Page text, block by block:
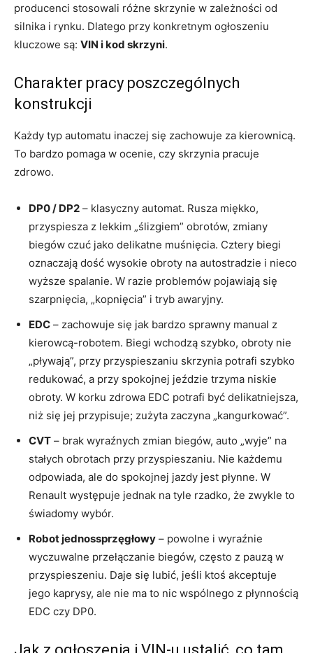
producenci stosowali różne skrzynie w zależności od
silnika i rynku. Dlatego przy konkretnym ogłoszeniu
kluczowe są: VIN i kod skrzyni.
Charakter pracy poszczególnych
konstrukcji
Każdy typ automatu inaczej się zachowuje za kierownicą.
To bardzo pomaga w ocenie, czy skrzynia pracuje
zdrowo.
DP0 / DP2 – klasyczny automat. Rusza miękko,
przyspiesza z lekkim „ślizgiem” obrotów, zmiany
biegów czuć jako delikatne muśnięcia. Cztery biegi
oznaczają dość wysokie obroty na autostradzie i nieco
wyższe spalanie. W razie problemów pojawiają się
szarpnięcia, „kopnięcia” i tryb awaryjny.
EDC – zachowuje się jak bardzo sprawny manual z
kierowcą-robotem. Biegi wchodzą szybko, obroty nie
„pływają”, przy przyspieszaniu skrzynia potrafi szybko
redukować, a przy spokojnej jeździe trzyma niskie
obroty. W korku zdrowa EDC potrafi być delikatniejsza,
niż się jej przypisuje; zużyta zaczyna „kangurkować”.
CVT – brak wyraźnych zmian biegów, auto „wyje” na
stałych obrotach przy przyspieszaniu. Nie każdemu
odpowiada, ale do spokojnej jazdy jest płynne. W
Renault występuje jednak na tyle rzadko, że zwykle to
świadomy wybór.
Robot jednossprzęgłowy – powolne i wyraźnie
wyczuwalne przełączanie biegów, często z pauzą w
przyspieszeniu. Daje się lubić, jeśli ktoś akceptuje
jego kaprysy, ale nie ma to nic wspólnego z płynnością
EDC czy DP0.